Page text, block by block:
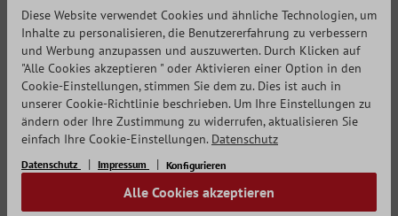
Diese Website verwendet Cookies und ähnliche Technologien, um
Inhalte zu personalisieren, die Benutzererfahrung zu verbessern
und Werbung anzupassen und auszuwerten. Durch Klicken auf
"Alle Cookies akzeptieren " oder Aktivieren einer Option in den
Cookie-Einstellungen, stimmen Sie dem zu. Dies ist auch in
unserer Cookie-Richtlinie beschrieben. Um Ihre Einstellungen zu
ändern oder Ihre Zustimmung zu widerrufen, aktualisieren Sie
einfach Ihre Cookie-Einstellungen. Datenschutz
Datenschutz Impressum Konfigurieren
Alle Cookies akzeptieren